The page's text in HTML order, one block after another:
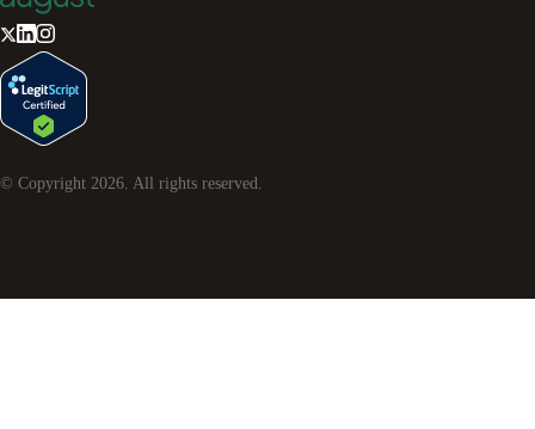
© Copyright 2026. All rights reserved.